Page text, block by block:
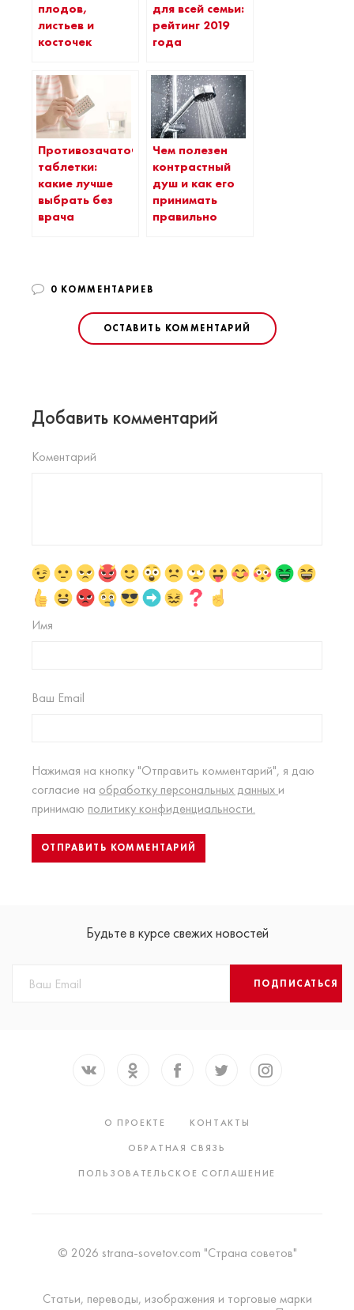
плодов,
листьев и
косточек
для всей семьи:
рейтинг 2019
года
Противозачаточные
таблетки:
какие лучше
выбрать без
врача
Чем полезен
контрастный
душ и как его
принимать
правильно
0 КОММЕНТАРИЕВ
ОСТАВИТЬ КОММЕНТАРИЙ
Добавить комментарий
Коментарий
Имя
Ваш Email
Нажимая на кнопку "Отправить комментарий", я даю
согласие на обработку персональных данных и
принимаю политику конфиденциальности.
Будьте в курсе свежих новостей
ПОДПИСАТЬСЯ
О ПРОЕКТЕ
КОНТАКТЫ
ОБРАТНАЯ СВЯЗЬ
ПОЛЬЗОВАТЕЛЬСКОЕ СОГЛАШЕНИЕ
© 2026 strana-sovetov.com "Страна советов"
Статьи, переводы, изображения и торговые марки